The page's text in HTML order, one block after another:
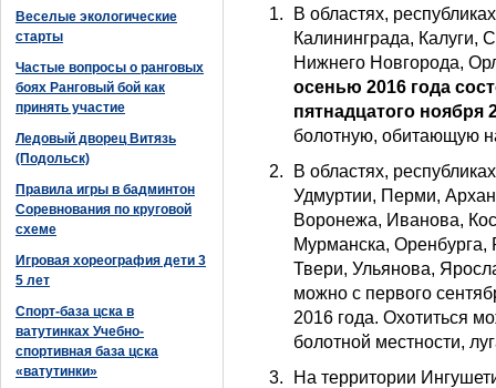
Веселые экологические
старты
Частые вопросы о ранговых
боях Ранговый бой как
принять участие
Ледовый дворец Витязь
(Подольск)
Правила игры в бадминтон
Соревнования по круговой
схеме
Игровая хореография дети 3
5 лет
Спорт-база цска в
ватутинках Учебно-
спортивная база цска
«ватутинки»
В областях,
Калининграда, Калуги,
Нижнего Новгорода,
осенью 2016 года
пятнадцатого ноября
болотную, обитающую
В областях,
Удмуртии, Перми,
Воронежа, Иванова,
Мурманска,
Твери, Ульянова,
можно с первого
2016 года. Охотиться
болотной местности,
На территории